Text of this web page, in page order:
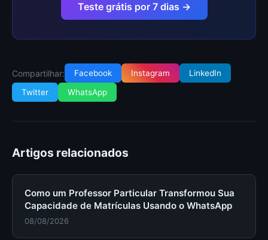
Teste grátis por 7 dias →
Compartilhar: Facebook Instagram
LinkedIn
Twitter
WhatsApp
Artigos relacionados
Como um Professor Particular Transformou Sua
Capacidade de Matrículas Usando o WhatsApp
08/08/2026